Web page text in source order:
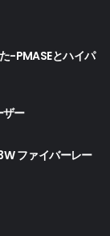
-PMASEとハイパ
ー
ファイバーレー